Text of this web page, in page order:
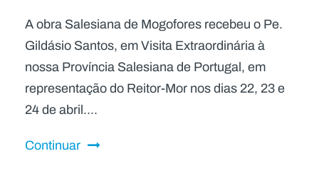
A obra Salesiana de Mogofores recebeu o Pe.
Gildásio Santos, em Visita Extraordinária à
nossa Província Salesiana de Portugal, em
representação do Reitor-Mor nos dias 22, 23 e
24 de abril....
Continuar